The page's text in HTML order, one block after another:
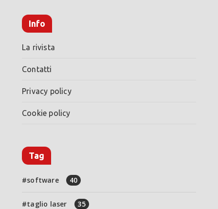
Info
La rivista
Contatti
Privacy policy
Cookie policy
Tag
software 40
taglio laser 35